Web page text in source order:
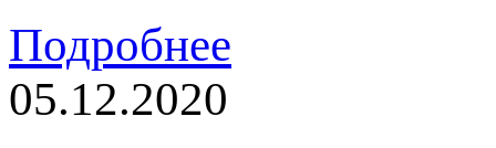
Подробнее
05.12.2020